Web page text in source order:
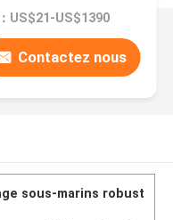
US$21-US$1390
Contactez nous
sous-marins robust